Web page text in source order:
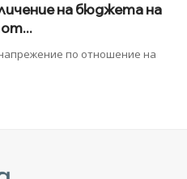
на бюджета на
по отношение на